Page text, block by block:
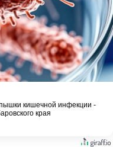
кишечной инфекции -
края